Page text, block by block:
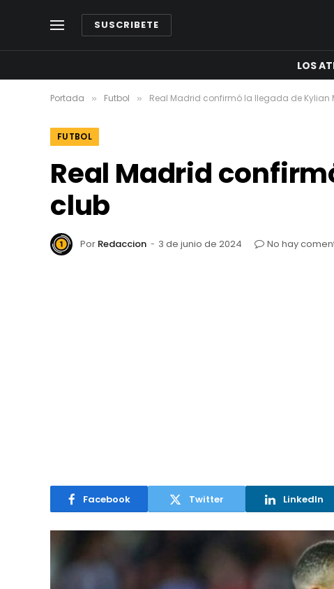
SUSCRIBETE
LOS
Portada » Futbol » Real Madrid confirmó la llegada de Kylian
FUTBOL
Real Madrid
club
Por Redaccion 3 de junio de 2024 No hay
Facebook Twitter LinkedIn